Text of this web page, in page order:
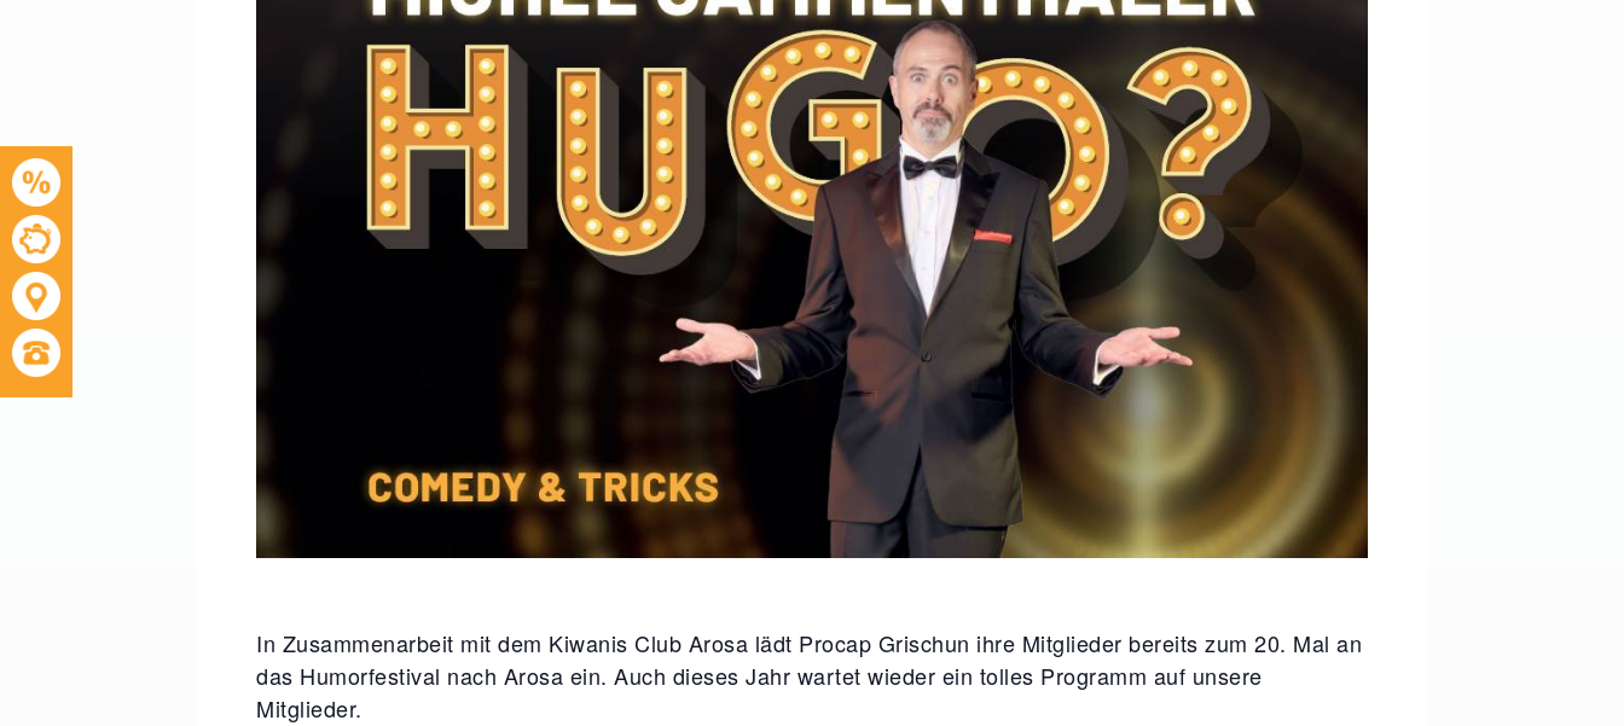
In Zusammenarbeit mit dem Kiwanis Club Arosa lädt Procap Grischun ihre Mitglieder bereits zum 20. Mal an
das Humorfestival nach Arosa ein. Auch dieses Jahr wartet wieder ein tolles Programm auf unsere
Mitglieder.